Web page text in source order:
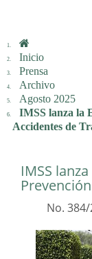
Inicio
Prensa
Archivo
Agosto 2025
IMSS lanza la
Accidentes de
IMSS
No.